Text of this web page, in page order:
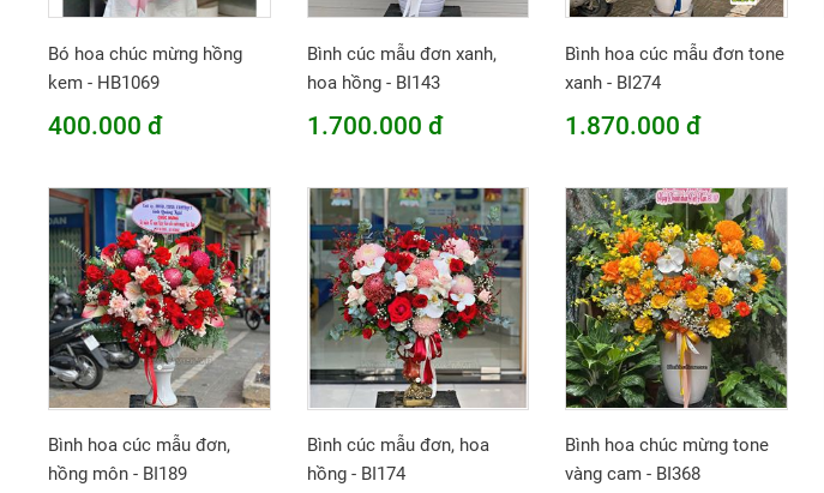
Bó hoa chúc mừng hồng
kem - HB1069
400.000 đ
Bình cúc mẫu đơn xanh,
hoa hồng - BI143
1.700.000 đ
Bình hoa cúc mẫu đơn tone
xanh - BI274
1.870.000 đ
Bình hoa cúc mẫu đơn,
hồng môn - BI189
Bình cúc mẫu đơn, hoa
hồng - BI174
Bình hoa chúc mừng tone
vàng cam - BI368